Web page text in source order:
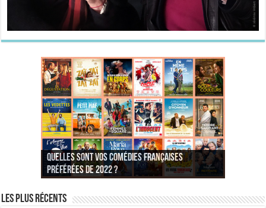
Quelles sont vos comédies françaises
préférées de 2022 ?
Quel est votre personnage préféré du Père
Noël est une ordure ?
Quelles sont vos comédies françaises
préférées de 2021 ?
Quel est votre « Gendarme » préféré ?
Quels sont vos 3 comédies de Jean-Marie Poiré
préférées ?
Quel est votre « Tati » préféré ?
Quel est votre « bronzé » préféré ?
Les plus récents